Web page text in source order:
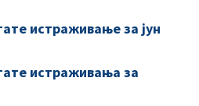
истраживање за јун
истраживања за